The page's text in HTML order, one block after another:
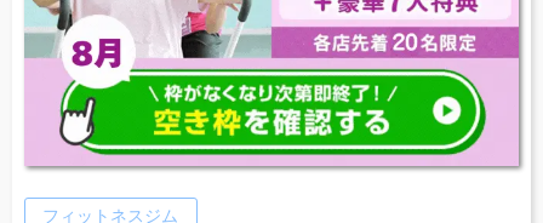
フィットネスジム